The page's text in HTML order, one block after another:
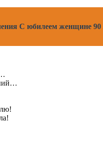
С юбилеем женщине 90